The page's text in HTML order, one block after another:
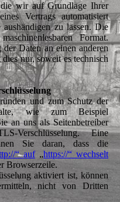
wir auf Grundlage Ihrer
Vertrags automatisiert
zu lassen. Die
Format.
Daten an einen anderen
nur, soweit es technisch
und zum Schutz der
wie zum Beispiel
an uns als Seitenbetreiber
Verschlüsselung. Eine
Sie daran, dass die
“ auf„https://“ wechselt
Browserzeile.
aktiviert ist, können
nicht von Dritten